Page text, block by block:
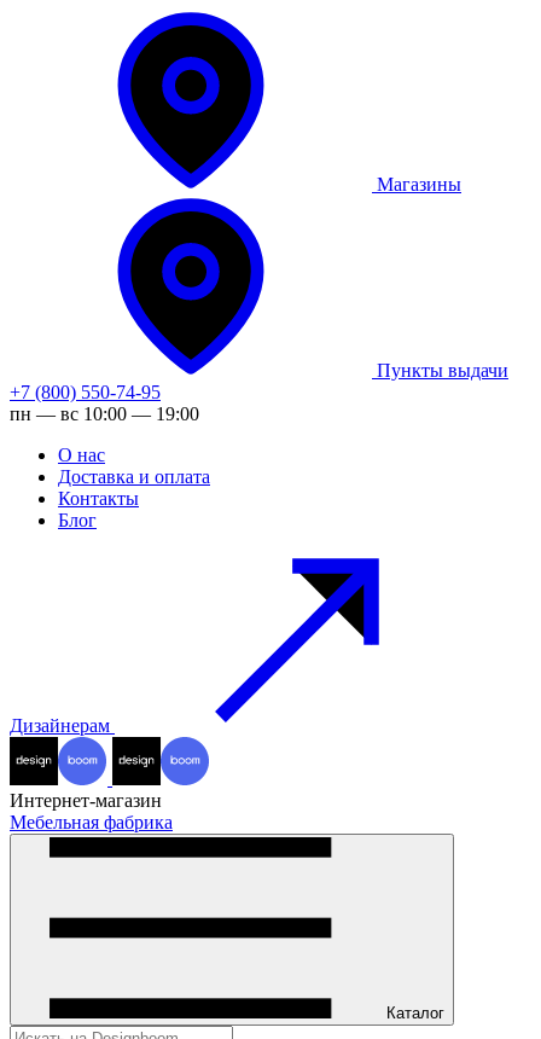
Магазины
Пункты выдачи
+7 (800) 550-74-95
пн — вс 10:00 — 19:00
О нас
Доставка и оплата
Контакты
Блог
Дизайнерам
Интернет-магазин
Мебельная фабрика
Каталог